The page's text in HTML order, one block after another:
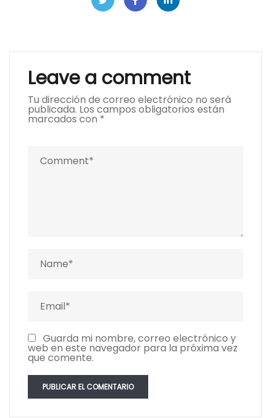
Leave a comment
Tu dirección de correo electrónico no será
publicada. Los campos obligatorios están
marcados con *
Guarda mi nombre, correo electrónico y
web en este navegador para la próxima vez
que comente.